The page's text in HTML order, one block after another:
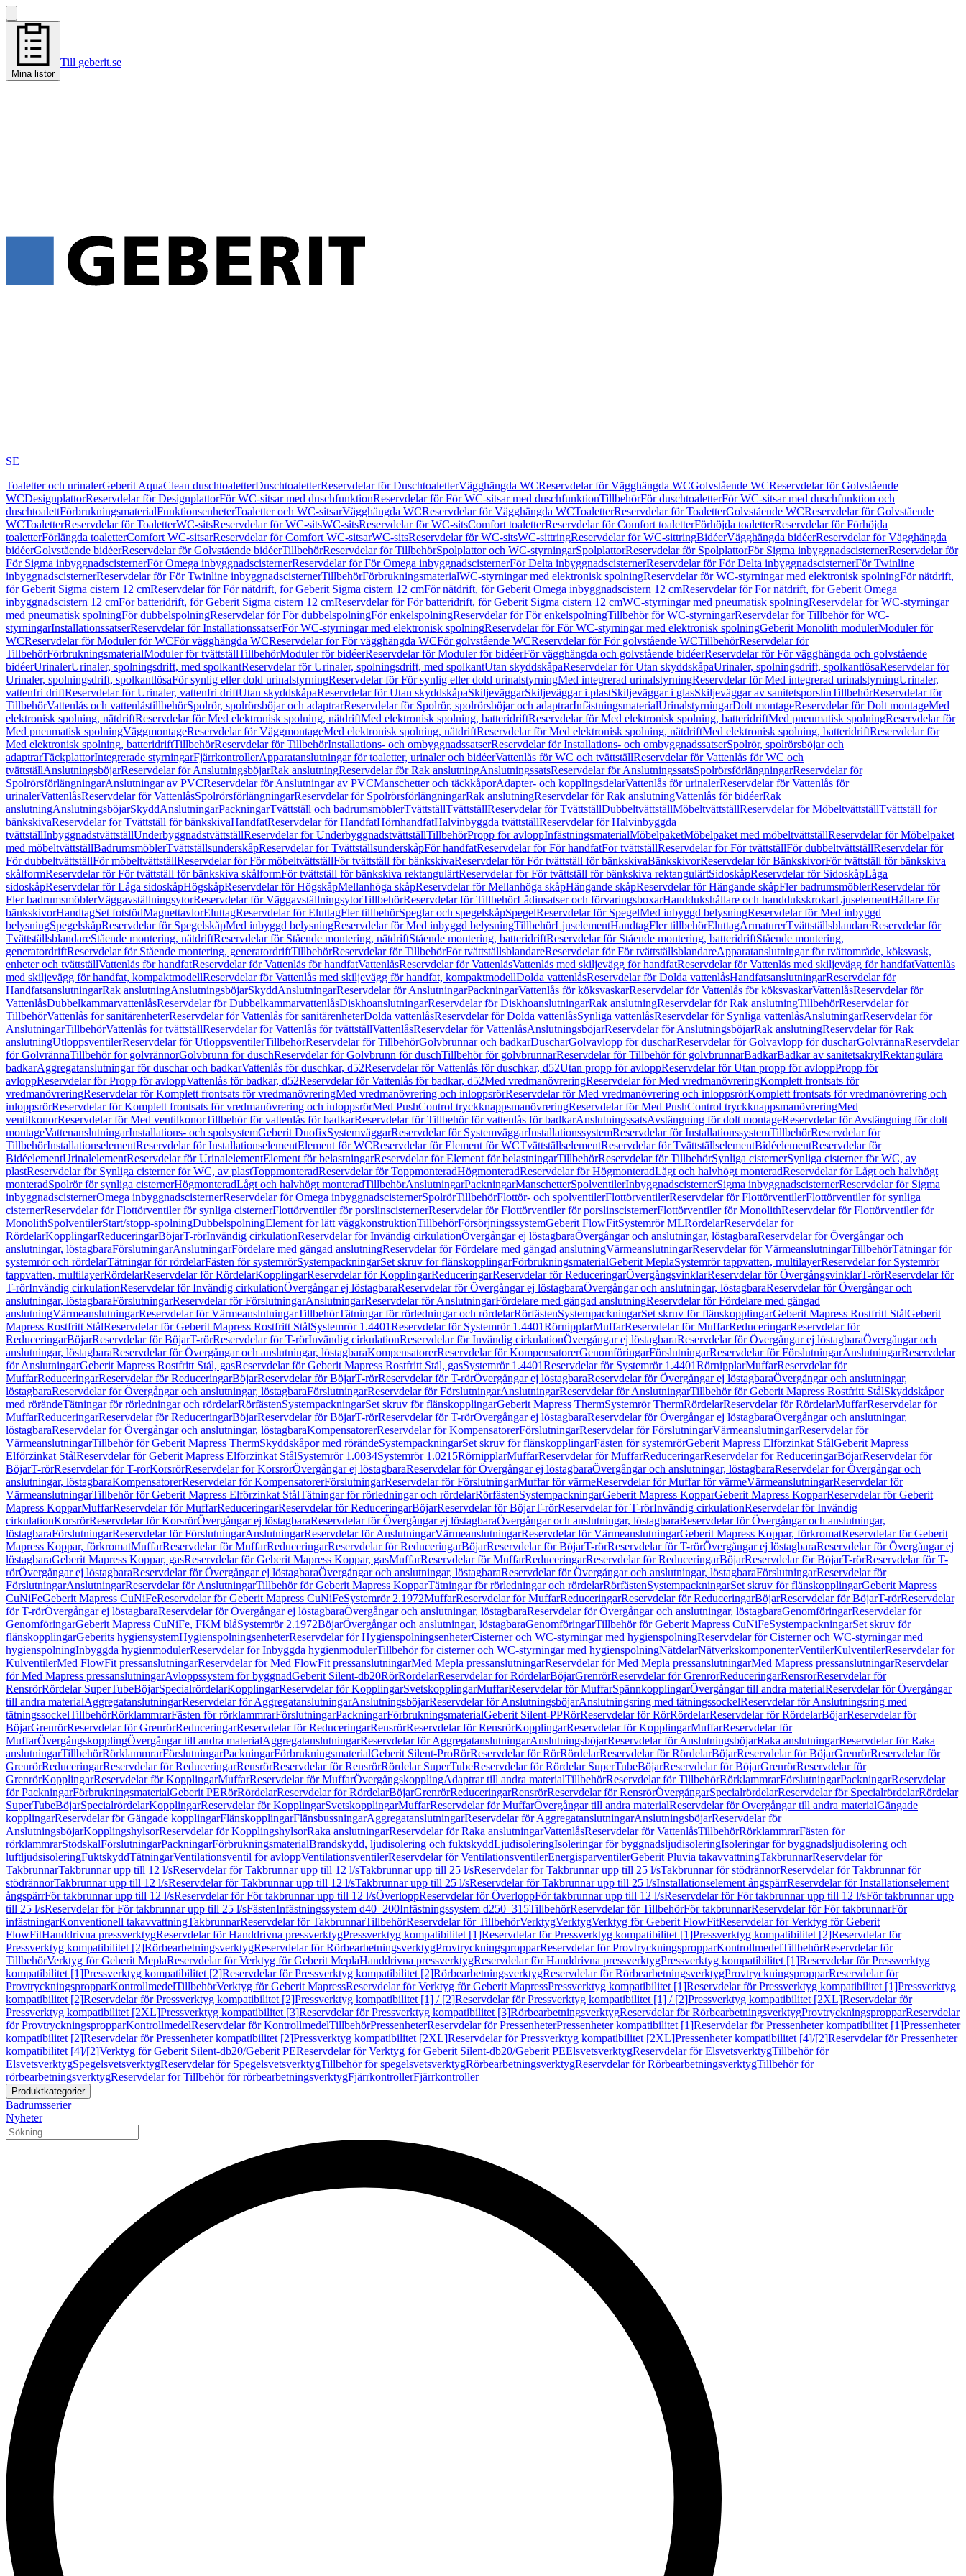
Mina listor
Till geberit.se
SE
Toaletter och urinalerGeberit AquaClean duschtoaletterDuschtoaletterReservdelar för DuschtoaletterVägghängda WCReservdelar för Vägghängda WCGolvstående WCReservdelar för Golvstående
WCDesignplattorReservdelar för DesignplattorFör WC-sitsar med duschfunktionReservdelar för För WC-sitsar med duschfunktionTillbehörFör duschtoaletterFör WC-sitsar med duschfunktion och
duschtoalettFörbrukningsmaterialFunktionsenheterToaletter och WC-sitsarVägghängda WCReservdelar för Vägghängda WCToaletterReservdelar för ToaletterGolvstående WCReservdelar för Golvstående
WCToaletterReservdelar för ToaletterWC-sitsReservdelar för WC-sitsWC-sitsReservdelar för WC-sitsComfort toaletterReservdelar för Comfort toaletterFörhöjda toaletterReservdelar för Förhöjda
toaletterFörlängda toaletterComfort WC-sitsarReservdelar för Comfort WC-sitsarWC-sitsReservdelar för WC-sitsWC-sittringReservdelar för WC-sittringBidéerVägghängda bidéerReservdelar för Vägghängda
bidéerGolvstående bidéerReservdelar för Golvstående bidéerTillbehörReservdelar för TillbehörSpolplattor och WC-styrningarSpolplattorReservdelar för SpolplattorFör Sigma inbyggnadscisternerReservdelar för
För Sigma inbyggnadscisternerFör Omega inbyggnadscisternerReservdelar för För Omega inbyggnadscisternerFör Delta inbyggnadscisternerReservdelar för För Delta inbyggnadscisternerFör Twinline
inbyggnadscisternerReservdelar för För Twinline inbyggnadscisternerTillbehörFörbrukningsmaterialWC-styrningar med elektronisk spolningReservdelar för WC-styrningar med elektronisk spolningFör nätdrift,
för Geberit Sigma cistern 12 cmReservdelar för För nätdrift, för Geberit Sigma cistern 12 cmFör nätdrift, för Geberit Omega inbyggnadscistern 12 cmReservdelar för För nätdrift, för Geberit Omega
inbyggnadscistern 12 cmFör batteridrift, för Geberit Sigma cistern 12 cmReservdelar för För batteridrift, för Geberit Sigma cistern 12 cmWC-styrningar med pneumatisk spolningReservdelar för WC-styrningar
med pneumatisk spolningFör dubbelspolningReservdelar för För dubbelspolningFör enkelspolningReservdelar för För enkelspolningTillbehör för WC-styrningarReservdelar för Tillbehör för WC-
styrningarInstallationssatserReservdelar för InstallationssatserFör WC-styrningar med elektronisk spolningReservdelar för För WC-styrningar med elektronisk spolningGeberit Monolith modulerModuler för
WCReservdelar för Moduler för WCFör vägghängda WCReservdelar för För vägghängda WCFör golvstående WCReservdelar för För golvstående WCTillbehörReservdelar för
TillbehörFörbrukningsmaterialModuler för tvättställTillbehörModuler för bidéerReservdelar för Moduler för bidéerFör vägghängda och golvstående bidéerReservdelar för För vägghängda och golvstående
bidéerUrinalerUrinaler, spolningsdrift, med spolkantReservdelar för Urinaler, spolningsdrift, med spolkantUtan skyddskåpaReservdelar för Utan skyddskåpaUrinaler, spolningsdrift, spolkantlösaReservdelar för
Urinaler, spolningsdrift, spolkantlösaFör synlig eller dold urinalstyrningReservdelar för För synlig eller dold urinalstyrningMed integrerad urinalstyrningReservdelar för Med integrerad urinalstyrningUrinaler,
vattenfri driftReservdelar för Urinaler, vattenfri driftUtan skyddskåpaReservdelar för Utan skyddskåpaSkiljeväggarSkiljeväggar i plastSkiljeväggar i glasSkiljeväggar av sanitetsporslinTillbehörReservdelar för
TillbehörVattenlås och vattenlåstillbehörSpolrör, spolrörsböjar och adaptrarReservdelar för Spolrör, spolrörsböjar och adaptrarInfästningsmaterialUrinalstyrningarDolt montageReservdelar för Dolt montageMed
elektronisk spolning, nätdriftReservdelar för Med elektronisk spolning, nätdriftMed elektronisk spolning, batteridriftReservdelar för Med elektronisk spolning, batteridriftMed pneumatisk spolningReservdelar för
Med pneumatisk spolningVäggmontageReservdelar för VäggmontageMed elektronisk spolning, nätdriftReservdelar för Med elektronisk spolning, nätdriftMed elektronisk spolning, batteridriftReservdelar för
Med elektronisk spolning, batteridriftTillbehörReservdelar för TillbehörInstallations- och ombyggnadssatserReservdelar för Installations- och ombyggnadssatserSpolrör, spolrörsböjar och
adaptrarTäckplattorIntegrerade styrningarFjärrkontrollerApparatanslutningar för toaletter, urinaler och bidéerVattenlås för WC och tvättställReservdelar för Vattenlås för WC och
tvättställAnslutningsböjarReservdelar för AnslutningsböjarRak anslutningReservdelar för Rak anslutningAnslutningssatsReservdelar för AnslutningssatsSpolrörsförlängningarReservdelar för
SpolrörsförlängningarAnslutningar av PVCReservdelar för Anslutningar av PVCManschetter och täckkåporAdapter- och kopplingsdelarVattenlås för urinalerReservdelar för Vattenlås för
urinalerVattenlåsReservdelar för VattenlåsSpolrörsförlängningarReservdelar för SpolrörsförlängningarRak anslutningReservdelar för Rak anslutningVattenlås för bidéerRak
anslutningAnslutningsböjarSkyddAnslutningarPackningarTvättställ och badrumsmöblerTvättställTvättställReservdelar för TvättställDubbeltvättställMöbeltvättställReservdelar för MöbeltvättställTvättställ för
bänkskivaReservdelar för Tvättställ för bänkskivaHandfatReservdelar för HandfatHörnhandfatHalvinbyggda tvättställReservdelar för Halvinbyggda
tvättställInbyggnadstvättställUnderbyggnadstvättställReservdelar för UnderbyggnadstvättställTillbehörPropp för avloppInfästningsmaterialMöbelpaketMöbelpaket med möbeltvättställReservdelar för Möbelpaket
med möbeltvättställBadrumsmöblerTvättställsunderskåpReservdelar för TvättställsunderskåpFör handfatReservdelar för För handfatFör tvättställReservdelar för För tvättställFör dubbeltvättställReservdelar för
För dubbeltvättställFör möbeltvättställReservdelar för För möbeltvättställFör tvättställ för bänkskivaReservdelar för För tvättställ för bänkskivaBänkskivorReservdelar för BänkskivorFör tvättställ för bänkskiva
skålformReservdelar för För tvättställ för bänkskiva skålformFör tvättställ för bänkskiva rektangulärtReservdelar för För tvättställ för bänkskiva rektangulärtSidoskåpReservdelar för SidoskåpLåga
sidoskåpReservdelar för Låga sidoskåpHögskåpReservdelar för HögskåpMellanhöga skåpReservdelar för Mellanhöga skåpHängande skåpReservdelar för Hängande skåpFler badrumsmöblerReservdelar för
Fler badrumsmöblerVäggavställningsytorReservdelar för VäggavställningsytorTillbehörReservdelar för TillbehörLådinsatser och förvaringsboxarHanddukshållare och handdukskrokarLjuselementHållare för
bänkskivorHandtagSet fotstödMagnettavlorEluttagReservdelar för EluttagFler tillbehörSpeglar och spegelskåpSpegelReservdelar för SpegelMed inbyggd belysningReservdelar för Med inbyggd
belysningSpegelskåpReservdelar för SpegelskåpMed inbyggd belysningReservdelar för Med inbyggd belysningTillbehörLjuselementHandtagFler tillbehörEluttagArmaturerTvättställsblandareReservdelar för
TvättställsblandareStående montering, nätdriftReservdelar för Stående montering, nätdriftStående montering, batteridriftReservdelar för Stående montering, batteridriftStående montering,
generatordriftReservdelar för Stående montering, generatordriftTillbehörReservdelar för TillbehörFör tvättställsblandareReservdelar för För tvättställsblandareApparatanslutningar för tvättområde, köksvask,
enheter och tvättställVattenlås för handfatReservdelar för Vattenlås för handfatVattenlåsReservdelar för VattenlåsVattenlås med skiljevägg för handfatReservdelar för Vattenlås med skiljevägg för handfatVattenlås
med skiljevägg för handfat, kompaktmodellReservdelar för Vattenlås med skiljevägg för handfat, kompaktmodellDolda vattenlåsReservdelar för Dolda vattenlåsHandfatsanslutningarReservdelar för
HandfatsanslutningarRak anslutningAnslutningsböjarSkyddAnslutningarReservdelar för AnslutningarPackningarVattenlås för köksvaskarReservdelar för Vattenlås för köksvaskarVattenlåsReservdelar för
VattenlåsDubbelkammarvattenlåsReservdelar för DubbelkammarvattenlåsDiskhoanslutningarReservdelar för DiskhoanslutningarRak anslutningReservdelar för Rak anslutningTillbehörReservdelar för
TillbehörVattenlås för sanitärenheterReservdelar för Vattenlås för sanitärenheterDolda vattenlåsReservdelar för Dolda vattenlåsSynliga vattenlåsReservdelar för Synliga vattenlåsAnslutningarReservdelar för
AnslutningarTillbehörVattenlås för tvättställReservdelar för Vattenlås för tvättställVattenlåsReservdelar för VattenlåsAnslutningsböjarReservdelar för AnslutningsböjarRak anslutningReservdelar för Rak
anslutningUtloppsventilerReservdelar för UtloppsventilerTillbehörReservdelar för TillbehörGolvbrunnar och badkarDuscharGolvavlopp för duscharReservdelar för Golvavlopp för duscharGolvrännaReservdelar
för GolvrännaTillbehör för golvrännorGolvbrunn för duschReservdelar för Golvbrunn för duschTillbehör för golvbrunnarReservdelar för Tillbehör för golvbrunnarBadkarBadkar av sanitetsakrylRektangulära
badkarAggregatanslutningar för duschar och badkarVattenlås för duschkar, d52Reservdelar för Vattenlås för duschkar, d52Utan propp för avloppReservdelar för Utan propp för avloppPropp för
avloppReservdelar för Propp för avloppVattenlås för badkar, d52Reservdelar för Vattenlås för badkar, d52Med vredmanövreringReservdelar för Med vredmanövreringKomplett frontsats för
vredmanövreringReservdelar för Komplett frontsats för vredmanövreringMed vredmanövrering och inloppsrörReservdelar för Med vredmanövrering och inloppsrörKomplett frontsats för vredmanövrering och
inloppsrörReservdelar för Komplett frontsats för vredmanövrering och inloppsrörMed PushControl tryckknappsmanövreringReservdelar för Med PushControl tryckknappsmanövreringMed
ventilkonorReservdelar för Med ventilkonorTillbehör för vattenlås för badkarReservdelar för Tillbehör för vattenlås för badkarAnslutningssatsAvstängning för dolt montageReservdelar för Avstängning för dolt
montageVattenanslutningarInstallations- och spolsystemGeberit DuofixSystemväggarReservdelar för SystemväggarInstallationssystemReservdelar för InstallationssystemTillbehörReservdelar för
TillbehörInstallationselementReservdelar för InstallationselementElement för WCReservdelar för Element för WCTvättställselementReservdelar för TvättställselementBidéelementReservdelar för
BidéelementUrinalelementReservdelar för UrinalelementElement för belastningarReservdelar för Element för belastningarTillbehörReservdelar för TillbehörSynliga cisternerSynliga cisterner för WC, av
plastReservdelar för Synliga cisterner för WC, av plastToppmonteradReservdelar för ToppmonteradHögmonteradReservdelar för HögmonteradLågt och halvhögt monteradReservdelar för Lågt och halvhögt
monteradSpolrör för synliga cisternerHögmonteradLågt och halvhögt monteradTillbehörAnslutningarPackningarManschetterSpolventilerInbyggnadscisternerSigma inbyggnadscisternerReservdelar för Sigma
inbyggnadscisternerOmega inbyggnadscisternerReservdelar för Omega inbyggnadscisternerSpolrörTillbehörFlottör- och spolventilerFlottörventilerReservdelar för FlottörventilerFlottörventiler för synliga
cisternerReservdelar för Flottörventiler för synliga cisternerFlottörventiler för porslinscisternerReservdelar för Flottörventiler för porslinscisternerFlottörventiler för MonolithReservdelar för Flottörventiler för
MonolithSpolventilerStart/stopp-spolningDubbelspolningElement för lätt väggkonstruktionTillbehörFörsörjningssystemGeberit FlowFitSystemrör MLRördelarReservdelar för
RördelarKopplingarReduceringarBöjarT-rörInvändig cirkulationReservdelar för Invändig cirkulationÖvergångar ej löstagbaraÖvergångar och anslutningar, löstagbaraReservdelar för Övergångar och
anslutningar, löstagbaraFörslutningarAnslutningarFördelare med gängad anslutningReservdelar för Fördelare med gängad anslutningVärmeanslutningarReservdelar för VärmeanslutningarTillbehörTätningar för
systemrör och rördelarTätningar för rördelarFästen för systemrörSystempackningarSet skruv för flänskopplingarFörbrukningsmaterialGeberit MeplaSystemrör tappvatten, multilayerReservdelar för Systemrör
tappvatten, multilayerRördelarReservdelar för RördelarKopplingarReservdelar för KopplingarReduceringarReservdelar för ReduceringarÖvergångsvinklarReservdelar för ÖvergångsvinklarT-rörReservdelar för
T-rörInvändig cirkulationReservdelar för Invändig cirkulationÖvergångar ej löstagbaraReservdelar för Övergångar ej löstagbaraÖvergångar och anslutningar, löstagbaraReservdelar för Övergångar och
anslutningar, löstagbaraFörslutningarReservdelar för FörslutningarAnslutningarReservdelar för AnslutningarFördelare med gängad anslutningReservdelar för Fördelare med gängad
anslutningVärmeanslutningarReservdelar för VärmeanslutningarTillbehörTätningar för rörledningar och rördelarRörfästenSystempackningarSet skruv för flänskopplingarGeberit Mapress Rostfritt StålGeberit
Mapress Rostfritt StålReservdelar för Geberit Mapress Rostfritt StålSystemrör 1.4401Reservdelar för Systemrör 1.4401RörnipplarMuffarReservdelar för MuffarReduceringarReservdelar för
ReduceringarBöjarReservdelar för BöjarT-rörReservdelar för T-rörInvändig cirkulationReservdelar för Invändig cirkulationÖvergångar ej löstagbaraReservdelar för Övergångar ej löstagbaraÖvergångar och
anslutningar, löstagbaraReservdelar för Övergångar och anslutningar, löstagbaraKompensatorerReservdelar för KompensatorerGenomföringarFörslutningarReservdelar för FörslutningarAnslutningarReservdelar
för AnslutningarGeberit Mapress Rostfritt Stål, gasReservdelar för Geberit Mapress Rostfritt Stål, gasSystemrör 1.4401Reservdelar för Systemrör 1.4401RörnipplarMuffarReservdelar för
MuffarReduceringarReservdelar för ReduceringarBöjarReservdelar för BöjarT-rörReservdelar för T-rörÖvergångar ej löstagbaraReservdelar för Övergångar ej löstagbaraÖvergångar och anslutningar,
löstagbaraReservdelar för Övergångar och anslutningar, löstagbaraFörslutningarReservdelar för FörslutningarAnslutningarReservdelar för AnslutningarTillbehör för Geberit Mapress Rostfritt StålSkyddskåpor
med rörändeTätningar för rörledningar och rördelarRörfästenSystempackningarSet skruv för flänskopplingarGeberit Mapress ThermSystemrör ThermRördelarReservdelar för RördelarMuffarReservdelar för
MuffarReduceringarReservdelar för ReduceringarBöjarReservdelar för BöjarT-rörReservdelar för T-rörÖvergångar ej löstagbaraReservdelar för Övergångar ej löstagbaraÖvergångar och anslutningar,
löstagbaraReservdelar för Övergångar och anslutningar, löstagbaraKompensatorerReservdelar för KompensatorerFörslutningarReservdelar för FörslutningarVärmeanslutningarReservdelar för
VärmeanslutningarTillbehör för Geberit Mapress ThermSkyddskåpor med rörändeSystempackningarSet skruv för flänskopplingarFästen för systemrörGeberit Mapress Elförzinkat StålGeberit Mapress
Elförzinkat StålReservdelar för Geberit Mapress Elförzinkat StålSystemrör 1.0034Systemrör 1.0215RörnipplarMuffarReservdelar för MuffarReduceringarReservdelar för ReduceringarBöjarReservdelar för
BöjarT-rörReservdelar för T-rörKorsrörReservdelar för KorsrörÖvergångar ej löstagbaraReservdelar för Övergångar ej löstagbaraÖvergångar och anslutningar, löstagbaraReservdelar för Övergångar och
anslutningar, löstagbaraKompensatorerReservdelar för KompensatorerFörslutningarReservdelar för FörslutningarMuffar för värmeReservdelar för Muffar för värmeVärmeanslutningarReservdelar för
VärmeanslutningarTillbehör för Geberit Mapress Elförzinkat StålTätningar för rörledningar och rördelarRörfästenSystempackningarGeberit Mapress KopparGeberit Mapress KopparReservdelar för Geberit
Mapress KopparMuffarReservdelar för MuffarReduceringarReservdelar för ReduceringarBöjarReservdelar för BöjarT-rörReservdelar för T-rörInvändig cirkulationReservdelar för Invändig
cirkulationKorsrörReservdelar för KorsrörÖvergångar ej löstagbaraReservdelar för Övergångar ej löstagbaraÖvergångar och anslutningar, löstagbaraReservdelar för Övergångar och anslutningar,
löstagbaraFörslutningarReservdelar för FörslutningarAnslutningarReservdelar för AnslutningarVärmeanslutningarReservdelar för VärmeanslutningarGeberit Mapress Koppar, förkromatReservdelar för Geberit
Mapress Koppar, förkromatMuffarReservdelar för MuffarReduceringarReservdelar för ReduceringarBöjarReservdelar för BöjarT-rörReservdelar för T-rörÖvergångar ej löstagbaraReservdelar för Övergångar ej
löstagbaraGeberit Mapress Koppar, gasReservdelar för Geberit Mapress Koppar, gasMuffarReservdelar för MuffarReduceringarReservdelar för ReduceringarBöjarReservdelar för BöjarT-rörReservdelar för T-
rörÖvergångar ej löstagbaraReservdelar för Övergångar ej löstagbaraÖvergångar och anslutningar, löstagbaraReservdelar för Övergångar och anslutningar, löstagbaraFörslutningarReservdelar för
FörslutningarAnslutningarReservdelar för AnslutningarTillbehör för Geberit Mapress KopparTätningar för rörledningar och rördelarRörfästenSystempackningarSet skruv för flänskopplingarGeberit Mapress
CuNiFeGeberit Mapress CuNiFeReservdelar för Geberit Mapress CuNiFeSystemrör 2.1972MuffarReservdelar för MuffarReduceringarReservdelar för ReduceringarBöjarReservdelar för BöjarT-rörReservdelar
för T-rörÖvergångar ej löstagbaraReservdelar för Övergångar ej löstagbaraÖvergångar och anslutningar, löstagbaraReservdelar för Övergångar och anslutningar, löstagbaraGenomföringarReservdelar för
GenomföringarGeberit Mapress CuNiFe, FKM blåSystemrör 2.1972BöjarÖvergångar och anslutningar, löstagbaraGenomföringarTillbehör för Geberit Mapress CuNiFeSystempackningarSet skruv för
flänskopplingarGeberits hygiensystemHygienspolningsenheterReservdelar för HygienspolningsenheterCisterner och WC-styrningar med hygienspolningReservdelar för Cisterner och WC-styrningar med
hygienspolningInbyggda hygienmodulerReservdelar för Inbyggda hygienmodulerTillbehör för cisterner och WC-styrningar med hygienspolningNätdelarNätverkskomponenterVentilerKulventilerReservdelar för
KulventilerMed FlowFit pressanslutningarReservdelar för Med FlowFit pressanslutningarMed Mepla pressanslutningarReservdelar för Med Mepla pressanslutningarMed Mapress pressanslutningarReservdelar
för Med Mapress pressanslutningarAvloppssystem för byggnadGeberit Silent-db20RörRördelarReservdelar för RördelarBöjarGrenrörReservdelar för GrenrörReduceringarRensrörReservdelar för
RensrörRördelar SuperTubeBöjarSpecialrördelarKopplingarReservdelar för KopplingarSvetskopplingarMuffarReservdelar för MuffarSpännkopplingarÖvergångar till andra materialReservdelar för Övergångar
till andra materialAggregatanslutningarReservdelar för AggregatanslutningarAnslutningsböjarReservdelar för AnslutningsböjarAnslutningsring med tätningssockelReservdelar för Anslutningsring med
tätningssockelTillbehörRörklammrarFästen för rörklammrarFörslutningarPackningarFörbrukningsmaterialGeberit Silent-PPRörReservdelar för RörRördelarReservdelar för RördelarBöjarReservdelar för
BöjarGrenrörReservdelar för GrenrörReduceringarReservdelar för ReduceringarRensrörReservdelar för RensrörKopplingarReservdelar för KopplingarMuffarReservdelar för
MuffarÖvergångskopplingÖvergångar till andra materialAggregatanslutningarReservdelar för AggregatanslutningarAnslutningsböjarReservdelar för AnslutningsböjarRaka anslutningarReservdelar för Raka
anslutningarTillbehörRörklammrarFörslutningarPackningarFörbrukningsmaterialGeberit Silent-ProRörReservdelar för RörRördelarReservdelar för RördelarBöjarReservdelar för BöjarGrenrörReservdelar för
GrenrörReduceringarReservdelar för ReduceringarRensrörReservdelar för RensrörRördelar SuperTubeReservdelar för Rördelar SuperTubeBöjarReservdelar för BöjarGrenrörReservdelar för
GrenrörKopplingarReservdelar för KopplingarMuffarReservdelar för MuffarÖvergångskopplingAdaptrar till andra materialTillbehörReservdelar för TillbehörRörklammrarFörslutningarPackningarReservdelar
för PackningarFörbrukningsmaterialGeberit PERörRördelarReservdelar för RördelarBöjarGrenrörReduceringarRensrörReservdelar för RensrörÖvergångarSpecialrördelarReservdelar för SpecialrördelarRördelar
SuperTubeBöjarSpecialrördelarKopplingarReservdelar för KopplingarSvetskopplingarMuffarReservdelar för MuffarÖvergångar till andra materialReservdelar för Övergångar till andra materialGängade
kopplingarReservdelar för Gängade kopplingarFlänskopplingarFlänsbussningarAggregatanslutningarReservdelar för AggregatanslutningarAnslutningsböjarReservdelar för
AnslutningsböjarKopplingshylsorReservdelar för KopplingshylsorRaka anslutningarReservdelar för Raka anslutningarVattenlåsReservdelar för VattenlåsTillbehörRörklammrarFästen för
rörklammrarStödskalFörslutningarPackningarFörbrukningsmaterialBrandskydd, ljudisolering och fuktskyddLjudisoleringIsoleringar för byggnadsljudisoleringIsoleringar för byggnadsljudisolering och
luftljudsisoleringFuktskyddTätningarVentilationsventil för avloppVentilationsventilerReservdelar för VentilationsventilerEnergisparventilerGeberit Pluvia takavvattningTakbrunnarReservdelar för
TakbrunnarTakbrunnar upp till 12 l/sReservdelar för Takbrunnar upp till 12 l/sTakbrunnar upp till 25 l/sReservdelar för Takbrunnar upp till 25 l/sTakbrunnar för stödrännorReservdelar för Takbrunnar för
stödrännorTakbrunnar upp till 12 l/sReservdelar för Takbrunnar upp till 12 l/sTakbrunnar upp till 25 l/sReservdelar för Takbrunnar upp till 25 l/sInstallationselement ångspärrReservdelar för Installationselement
ångspärrFör takbrunnar upp till 12 l/sReservdelar för För takbrunnar upp till 12 l/sÖverloppReservdelar för ÖverloppFör takbrunnar upp till 12 l/sReservdelar för För takbrunnar upp till 12 l/sFör takbrunnar upp
till 25 l/sReservdelar för För takbrunnar upp till 25 l/sFästenInfästningssystem d40–200Infästningssystem d250–315TillbehörReservdelar för TillbehörFör takbrunnarReservdelar för För takbrunnarFör
infästningarKonventionell takavvattningTakbrunnarReservdelar för TakbrunnarTillbehörReservdelar för TillbehörVerktygVerktygVerktyg för Geberit FlowFitReservdelar för Verktyg för Geberit
FlowFitHanddrivna pressverktygReservdelar för Handdrivna pressverktygPressverktyg kompatibilitet [1]Reservdelar för Pressverktyg kompatibilitet [1]Pressverktyg kompatibilitet [2]Reservdelar för
Pressverktyg kompatibilitet [2]RörbearbetningsverktygReservdelar för RörbearbetningsverktygProvtryckningspropparReservdelar för ProvtryckningspropparKontrollmedelTillbehörReservdelar för
TillbehörVerktyg för Geberit MeplaReservdelar för Verktyg för Geberit MeplaHanddrivna pressverktygReservdelar för Handdrivna pressverktygPressverktyg kompatibilitet [1]Reservdelar för Pressverktyg
kompatibilitet [1]Pressverktyg kompatibilitet [2]Reservdelar för Pressverktyg kompatibilitet [2]RörbearbetningsverktygReservdelar för RörbearbetningsverktygProvtryckningspropparReservdelar för
ProvtryckningspropparKontrollmedelTillbehörVerktyg för Geberit MapressReservdelar för Verktyg för Geberit MapressPressverktyg kompatibilitet [1]Reservdelar för Pressverktyg kompatibilitet [1]Pressverktyg
kompatibilitet [2]Reservdelar för Pressverktyg kompatibilitet [2]Pressverktyg kompatibilitet [1] / [2]Reservdelar för Pressverktyg kompatibilitet [1] / [2]Pressverktyg kompatibilitet [2XL]Reservdelar för
Pressverktyg kompatibilitet [2XL]Pressverktyg kompatibilitet [3]Reservdelar för Pressverktyg kompatibilitet [3]RörbearbetningsverktygReservdelar för RörbearbetningsverktygProvtryckningspropparReservdelar
för ProvtryckningspropparKontrollmedelReservdelar för KontrollmedelTillbehörPressenheterReservdelar för PressenheterPressenheter kompatibilitet [1]Reservdelar för Pressenheter kompatibilitet [1]Pressenheter
kompatibilitet [2]Reservdelar för Pressenheter kompatibilitet [2]Pressverktyg kompatibilitet [2XL]Reservdelar för Pressverktyg kompatibilitet [2XL]Pressenheter kompatibilitet [4]/[2]Reservdelar för Pressenheter
kompatibilitet [4]/[2]Verktyg för Geberit Silent-db20/Geberit PEReservdelar för Verktyg för Geberit Silent-db20/Geberit PEElsvetsverktygReservdelar för ElsvetsverktygTillbehör för
ElsvetsverktygSpegelsvetsverktygReservdelar för SpegelsvetsverktygTillbehör för spegelsvetsverktygRörbearbetningsverktygReservdelar för RörbearbetningsverktygTillbehör för
rörbearbetningsverktygReservdelar för Tillbehör för rörbearbetningsverktygFjärrkontrollerFjärrkontroller
Produktkategorier
Badrumsserier
Nyheter